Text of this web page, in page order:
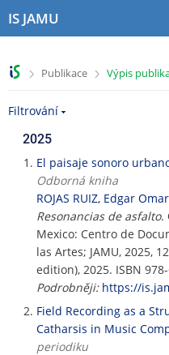
IS JAMU
>Publikace >
Výpis
Filtrování
2025
El paisaje sonoro
Odborná kniha
ROJAS RUIZ, Edgar Omar
Resonancias de asfalto.
Mexico: Centro de
las Artes; JAMU, 2025,
edition), 2025. ISBN
Podrobněji: https://
Field Recording as a
Catharsis in Music
periodiku